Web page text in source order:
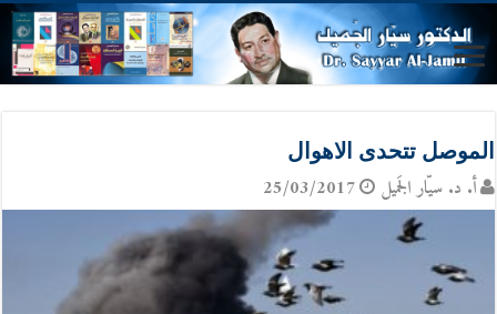
الموصل تتحدى الاهوال
أ. د. سيّار الجَميل 25/03/2017